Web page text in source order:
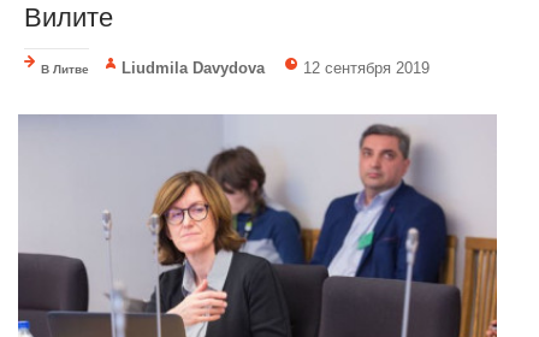
Вилите
В Литве Liudmila Davydova 12 сентября 2019